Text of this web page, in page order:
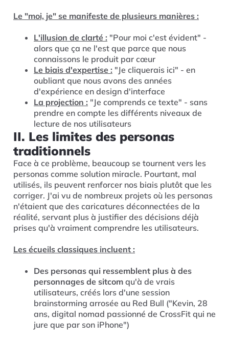
Le "moi, je" se manifeste de plusieurs manières :
L'illusion de clarté : "Pour moi c'est évident" -
alors que ça ne l'est que parce que nous
connaissons le produit par cœur
Le biais d'expertise : "Je cliquerais ici" - en
oubliant que nous avons des années
d'expérience en design d'interface
La projection : "Je comprends ce texte" - sans
prendre en compte les différents niveaux de
lecture de nos utilisateurs
II. Les limites des personas
traditionnels
Face à ce problème, beaucoup se tournent vers les
personas comme solution miracle. Pourtant, mal
utilisés, ils peuvent renforcer nos biais plutôt que les
corriger. J'ai vu de nombreux projets où les personas
n'étaient que des caricatures déconnectées de la
réalité, servant plus à justifier des décisions déjà
prises qu'à vraiment comprendre les utilisateurs.
Les écueils classiques incluent :
Des personas qui ressemblent plus à des
personnages de sitcom qu'à de vrais
utilisateurs, créés lors d'une session
brainstorming arrosée au Red Bull ("Kevin, 28
ans, digital nomad passionné de CrossFit qui ne
jure que par son iPhone")